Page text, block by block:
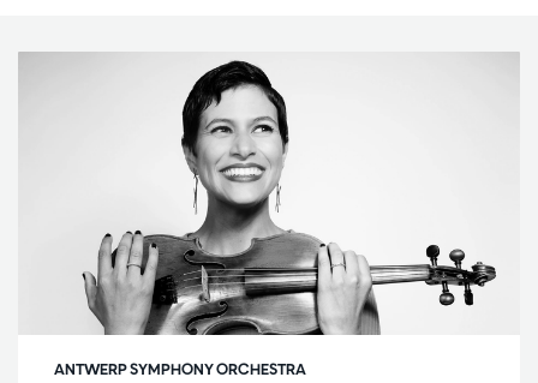
ANTWERP SYMPHONY ORCHESTRA